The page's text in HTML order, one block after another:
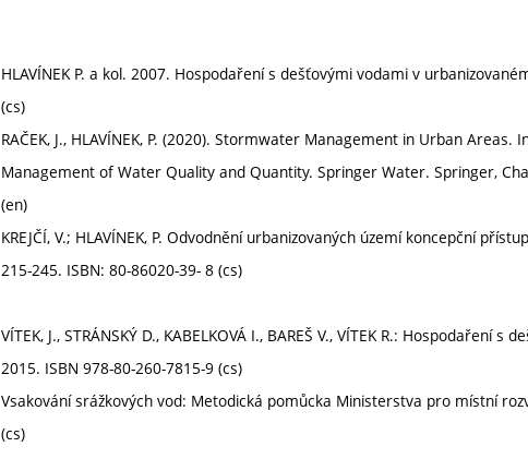
HLAVÍNEK P. a kol. 2007. Hospodaření s dešťovými vodami v
(cs)
RAČEK, J., HLAVÍNEK, P. (2020). Stormwater Management in Urban Areas.
Management of Water Quality and Quantity. Springer Water. Springer,
(en)
KREJČÍ, V.; HLAVÍNEK, P. Odvodnění urbanizovaných území koncepční
215-245. ISBN: 80-86020-39- 8 (cs)
VÍTEK, J., STRÁNSKÝ D., KABELKOVÁ I., BAREŠ V., VÍTEK R.: Hospodaření
2015. ISBN 978-80-260-7815-9 (cs)
Vsakování srážkových vod: Metodická pomůcka Ministerstva pro místní
(cs)